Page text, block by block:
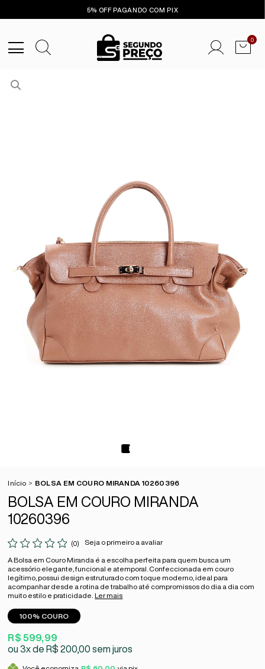
5% OFF PAGANDO COM PIX
0
Início BOLSA EM COURO MIRANDA 10260396
BOLSA EM COURO MIRANDA
10260396
(0) Seja o primeiro a avaliar
A Bolsa em Couro Miranda é a escolha perfeita para quem busca um
acessório elegante, funcional e atemporal. Confeccionada em couro
legítimo, possui design estruturado com toque moderno, ideal para
acompanhar desde a rotina de trabalho até compromissos do dia a dia com
muito estilo e praticidade. Ler mais
100% COURO
R$ 599,99
3x
R$ 200,00sem juros